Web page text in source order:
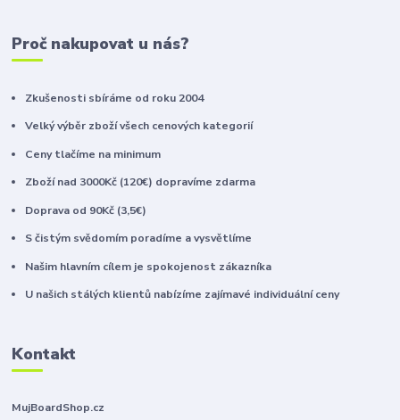
Proč nakupovat u nás?
Zkušenosti sbíráme od roku 2004
Velký výběr zboží všech cenových kategorií
Ceny tlačíme na minimum
Zboží nad 3000Kč (120€) dopravíme zdarma
Doprava od 90Kč (3,5€)
S čistým svědomím poradíme a vysvětlíme
Našim hlavním cílem je spokojenost zákazníka
U našich stálých klientů nabízíme zajímavé individuální ceny
Kontakt
MujBoardShop.cz